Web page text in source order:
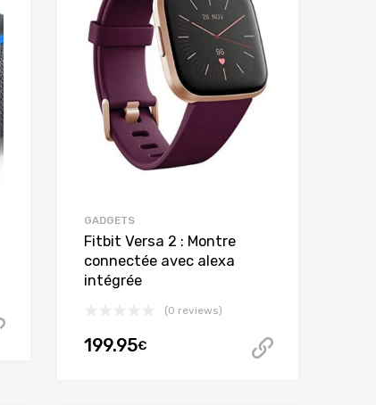
GADGETS
Fitbit Versa 2 : Montre
connectée avec alexa
intégrée
(0 reviews)
199.95€